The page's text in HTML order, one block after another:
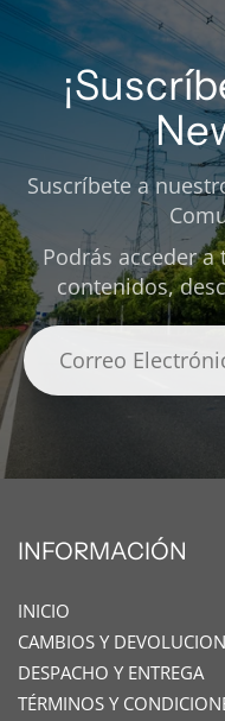
Suscríbete a
Podrás acceder
contenidos,
INFORMACIÓN
INICIO
CAMBIOS Y
DESPACHO Y ENTREGA
TÉRMINOS Y